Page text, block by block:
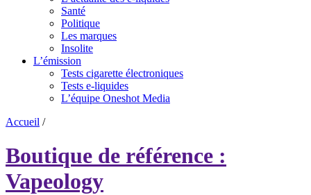
Santé
Politique
Les marques
Insolite
L’émission
Tests cigarette électroniques
Tests e-liquides
L’équipe Oneshot Media
Accueil /
Boutique de référence :
Vapeology